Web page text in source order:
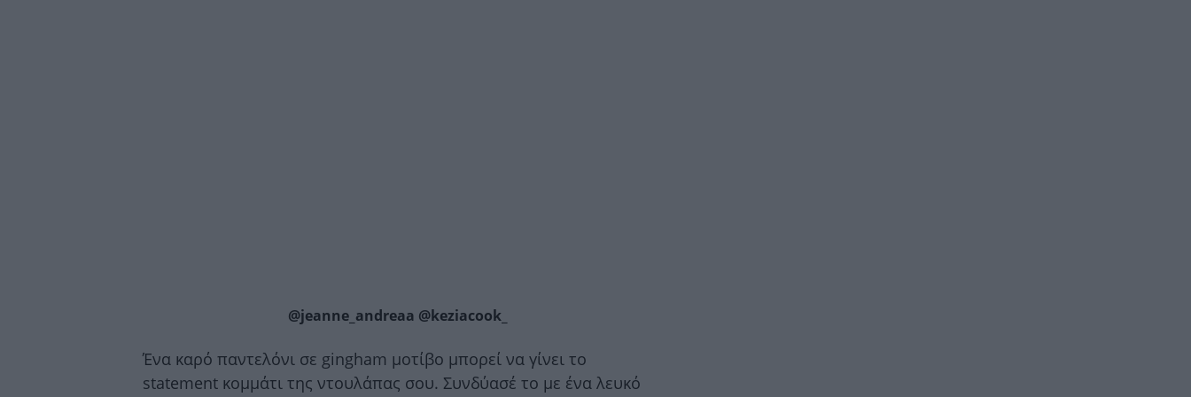
@jeanne_andreaa @keziacook_
Ένα καρό παντελόνι σε gingham μοτίβο μπορεί να γίνει το
statement κομμάτι της ντουλάπας σου. Συνδύασέ το με ένα λευκό